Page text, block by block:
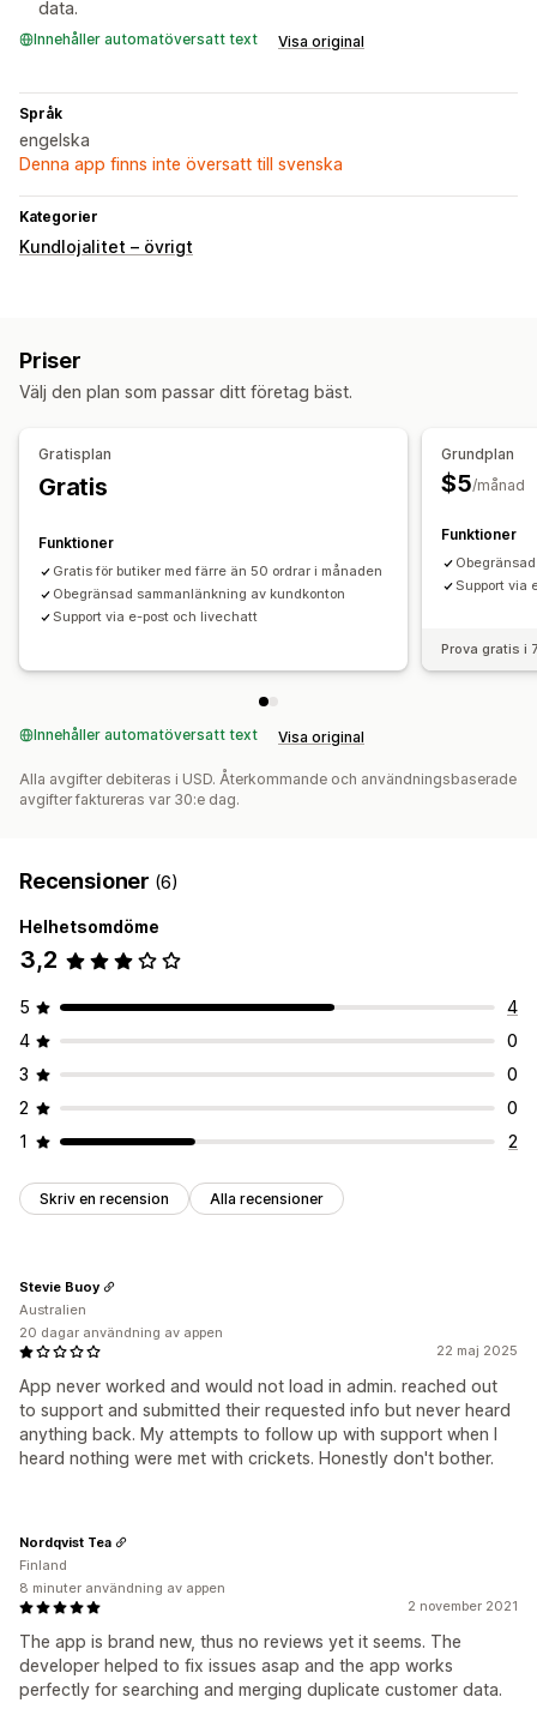
data.
Innehåller automatöversatt text Visa original
Språk
engelska
Denna app finns inte översatt till svenska
Kategorier
Kundlojalitet – övrigt
Priser
Välj den plan som passar ditt företag bäst.
Gratisplan
Gratis
Funktioner
Gratis för butiker med färre än 50 ordrar i månaden
Obegränsad sammanlänkning av kundkonton
Support via e-post och livechatt
Grundplan
$5/månad
Funktioner
Support via
Prova gratis i
Innehåller automatöversatt text Visa original
Alla avgifter debiteras i USD. Återkommande och användningsbaserade
avgifter faktureras var 30:e dag.
Recensioner (6)
Helhetsomdöme
3,2
5
4
4
0
3
0
2
0
1
2
Skriv en recension Alla recensioner
22 maj 2025
App never worked and would not load in admin. reached out
to support and submitted their requested info but never heard
anything back. My attempts to follow up with support when I
heard nothing were met with crickets. Honestly don't bother.
Stevie Buoy
Australien
20 dagar användning av appen
2 november 2021
The app is brand new, thus no reviews yet it seems. The
developer helped to fix issues asap and the app works
perfectly for searching and merging duplicate customer data.
Nordqvist Tea
Finland
8 minuter användning av appen